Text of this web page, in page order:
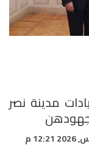
مدينة نصر